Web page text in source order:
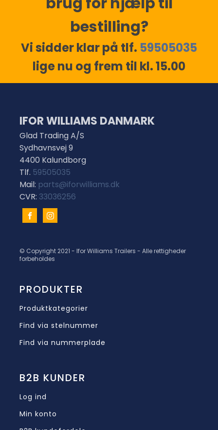
bestilling?
Vi sidder klar på tlf. 59505035
lige nu og frem til kl. 15.00
IFOR WILLIAMS DANMARK
Glad Trading A/S
Sydhavnsvej 9
4400 Kalundborg
Tlf. 59505035
Mail: parts@iforwilliams.dk
CVR: 33036256
© Copyright 2021 - Ifor Williams Trailers - Alle rettigheder
forbeholdes
PRODUKTER
Produktkategorier
Find via stelnummer
Find via nummerplade
B2B KUNDER
Log ind
Min konto